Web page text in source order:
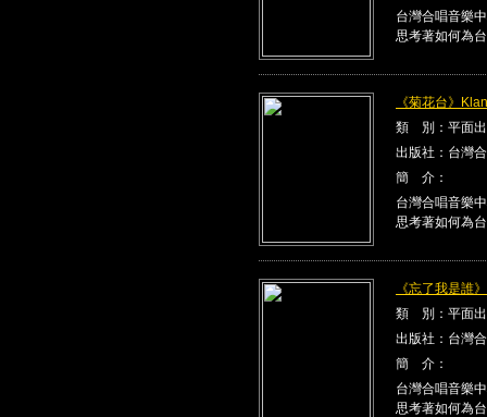
台灣合唱音樂
思考著如何為
《菊花台》
類 別：平面
出版社：台灣
簡 介：
台灣合唱音樂
思考著如何為
《忘了我是誰
類 別：平面
出版社：台灣
簡 介：
台灣合唱音樂
思考著如何為